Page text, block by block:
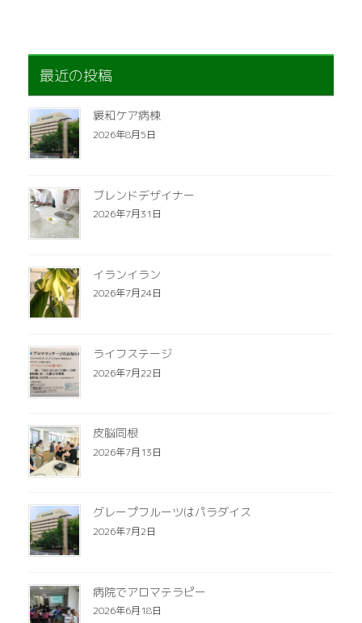
最近の投稿
緩和ケア病棟
2026年8月5日
ブレンドデザイナー
2026年7月31日
イランイラン
2026年7月24日
ライフステージ
2026年7月22日
皮脳同根
2026年7月13日
グレープフルーツはパラダイス
2026年7月2日
病院でアロマテラピー
2026年6月18日